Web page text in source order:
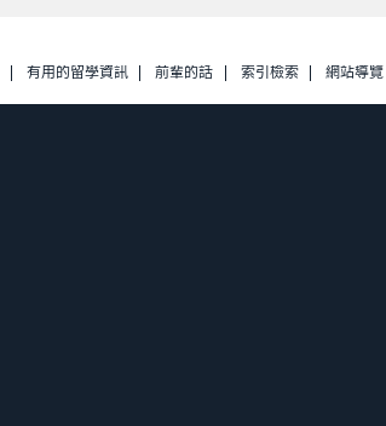
有用的留學資訊 前輩的話 索引檢索 網站導覽